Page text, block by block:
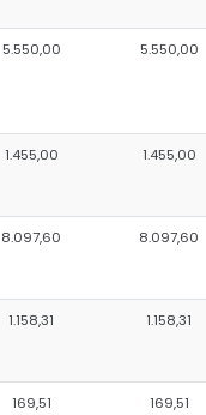
5.550,00 5.550,00
1.455,00 1.455,00
8.097,60 8.097,60
1.158,31 1.158,31
169,51 169,51